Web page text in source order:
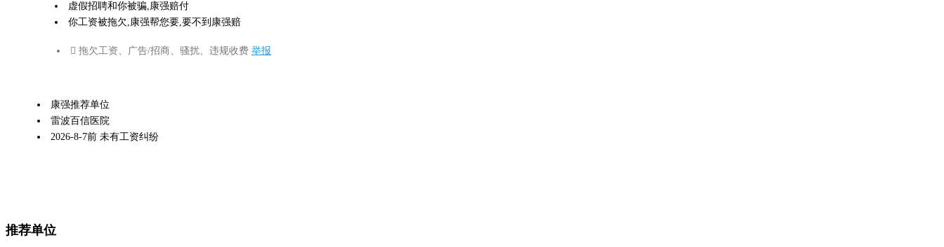
虚假招聘和你被骗,康强赔付
你工资被拖欠,康强帮您要,要不到康强赔
 拖欠工资、广告/招商、骚扰、违规收费 举报
康强推荐单位
雷波百信医院
2026-8-7前 未有工资纠纷
推荐单位